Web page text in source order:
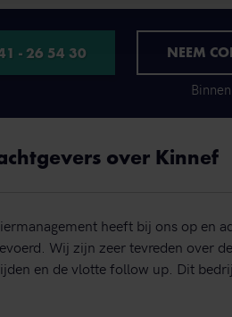
- 26 54 30 NEEM
over Kinnef
heeft bij ons op en
Wij zijn zeer tevreden over
en de vlotte follow up. Dit